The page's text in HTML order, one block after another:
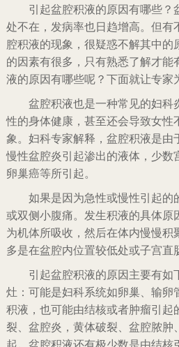
引起盆腔积液的原因有哪些
处不在，发病率也日趋增高。但有
腔积液的现象，很疑惑不解其中的
的因素有很多，只有熟悉了解才能
液的原因有哪些呢？下面就让专家
盆腔积液也是一种常见的妇科
性的身体健康，甚至还会导致女性
象。妇科专家解释，盆腔积液是由
慢性盆腔炎引起渗出的液体，少数
卵巢癌等所引起。
如果是因为急性或慢性引起的
或双侧小腹痛。发生积液的具体原
为机体所吸收，然后在体内慢慢积
多是在盆腔内位置较低处或子宫直
引起盆腔积液的原因主要有如
灶：可能是妇科系统如卵巢、输卵
积液，也可能由结核或者肿瘤引起
裂、盆腔炎，黄体破裂、盆腔脓肿